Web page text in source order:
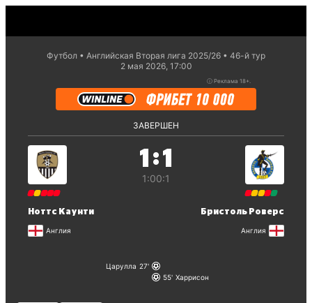
Футбол Английская Вторая лига 2025/26
46-й тур
2 мая 2026, 17:00
ⓘ Реклама 18+.
ЗАВЕРШЕН
Ноттс Каунти
Англия
1 :1
1:00:1
Бристоль Роверс
Англия
Царулла 27
55 Харрисон